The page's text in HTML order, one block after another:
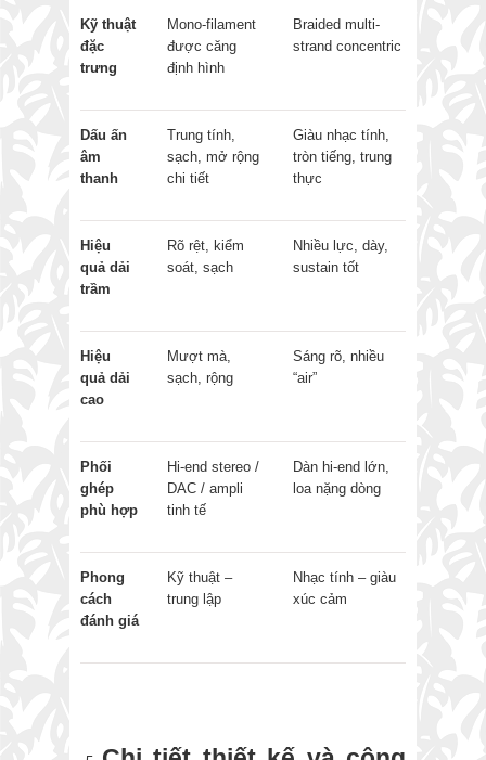
Kỹ thuật
đặc
trưng
Mono-filament
được căng
định hình
Braided multi-
strand concentric
Dấu ấn
âm
thanh
Trung tính,
sạch, mở rộng
chi tiết
Giàu nhạc tính,
tròn tiếng, trung
thực
Hiệu
quả dải
trầm
Rõ rệt, kiểm
soát, sạch
Nhiều lực, dày,
sustain tốt
Hiệu
quả dải
cao
Mượt mà,
sạch, rộng
Sáng rõ, nhiều
“air”
Phối
ghép
phù hợp
Hi-end stereo /
DAC / ampli
tinh tế
Dàn hi-end lớn,
loa nặng dòng
Phong
cách
đánh giá
Kỹ thuật –
trung lập
Nhạc tính – giàu
xúc cảm